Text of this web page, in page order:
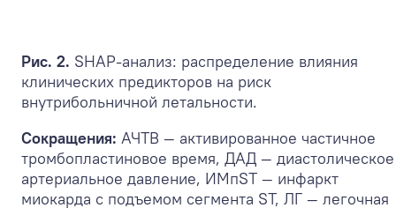
Рис. 2. SHAP-анализ: распределение влияния
клинических предикторов на риск
внутрибольничной летальности.
Сокращения: АЧТВ — активированное частичное
тромбопластиновое время, ДАД — диастолическое
артериальное давление, ИМпST — инфаркт
миокарда с подъемом сегмента ST, ЛГ — легочная